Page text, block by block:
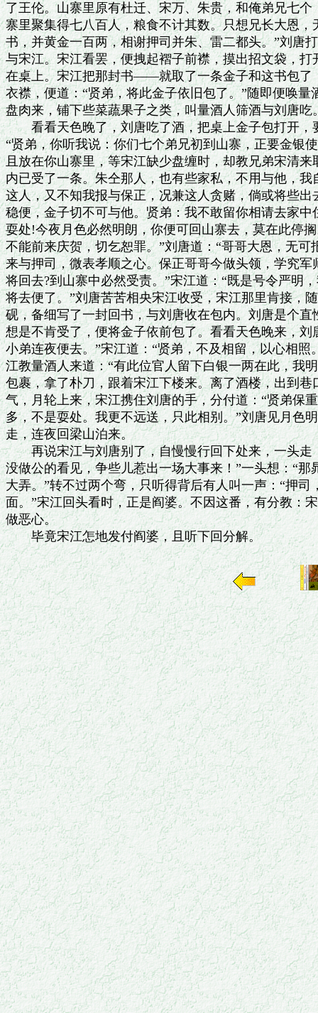
了王伦。山寨里原有杜迁、宋万、朱贵，和俺弟兄七
寨里聚集得七八百人，粮食不计其数。只想兄长大恩
书，并黄金一百两，相谢押司并朱、雷二都头。”刘唐
与宋江。宋江看罢，便拽起褶子前襟，摸出招文袋，
在桌上。宋江把那封书——就取了一条金子和这书包
衣襟，便道：“贤弟，将此金子依旧包了。”随即便唤量
盘肉来，铺下些菜蔬果子之类，叫量酒人筛酒与刘唐吃
看看天色晚了，刘唐吃了酒，把桌上金子包打开，
“贤弟，你听我说：你们七个弟兄初到山寨，正要金银
且放在你山寨里，等宋江缺少盘缠时，却教兄弟宋清
内已受了一条。朱仝那人，也有些家私，不用与他，
这人，又不知我报与保正，况兼这人贪赌，倘或将些
稳便，金子切不可与他。贤弟：我不敢留你相请去家
耍处!今夜月色必然明朗，你便可回山寨去，莫在此停
不能前来庆贺，切乞恕罪。”刘唐道：“哥哥大恩，无可
来与押司，微表孝顺之心。保正哥哥今做头领，学究
将回去?到山寨中必然受责。”宋江道：“既是号令严明
将去便了。”刘唐苦苦相央宋江收受，宋江那里肯接，
砚，备细写了一封回书，与刘唐收在包内。刘唐是个
想是不肯受了，便将金子依前包了。看看天色晚来，刘
小弟连夜便去。”宋江道：“贤弟，不及相留，以心相照
江教量酒人来道：“有此位官人留下白银一两在此，我
包裹，拿了朴刀，跟着宋江下楼来。离了酒楼，出到
气，月轮上来，宋江携住刘唐的手，分付道：“贤弟保
多，不是耍处。我更不远送，只此相别。”刘唐见月色
走，连夜回梁山泊来。
再说宋江与刘唐别了，自慢慢行回下处来，一头走
没做公的看见，争些儿惹出一场大事来！”一头想：“那
大弄。”转不过两个弯，只听得背后有人叫一声：“押司
面。”宋江回头看时，正是阎婆。不因这番，有分教：
做恶心。